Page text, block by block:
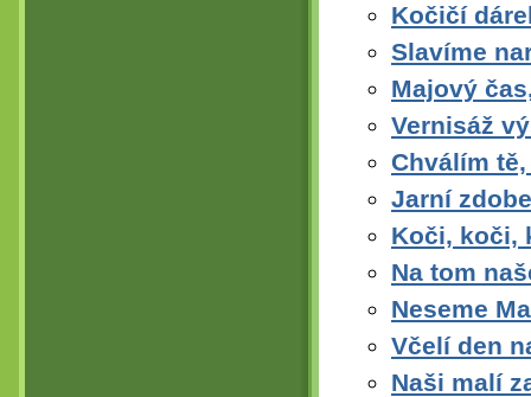
Kočičí
Slavíme
Majový
Vernisáž
Chválím
Jarní
Koči, koči,
Na tom
Neseme
Včelí den
Naši malí